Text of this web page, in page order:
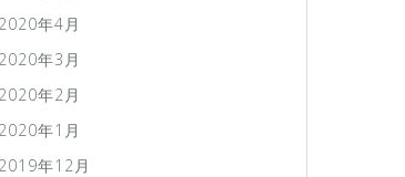
2020年4月
2020年3月
2020年2月
2020年1月
2019年12月